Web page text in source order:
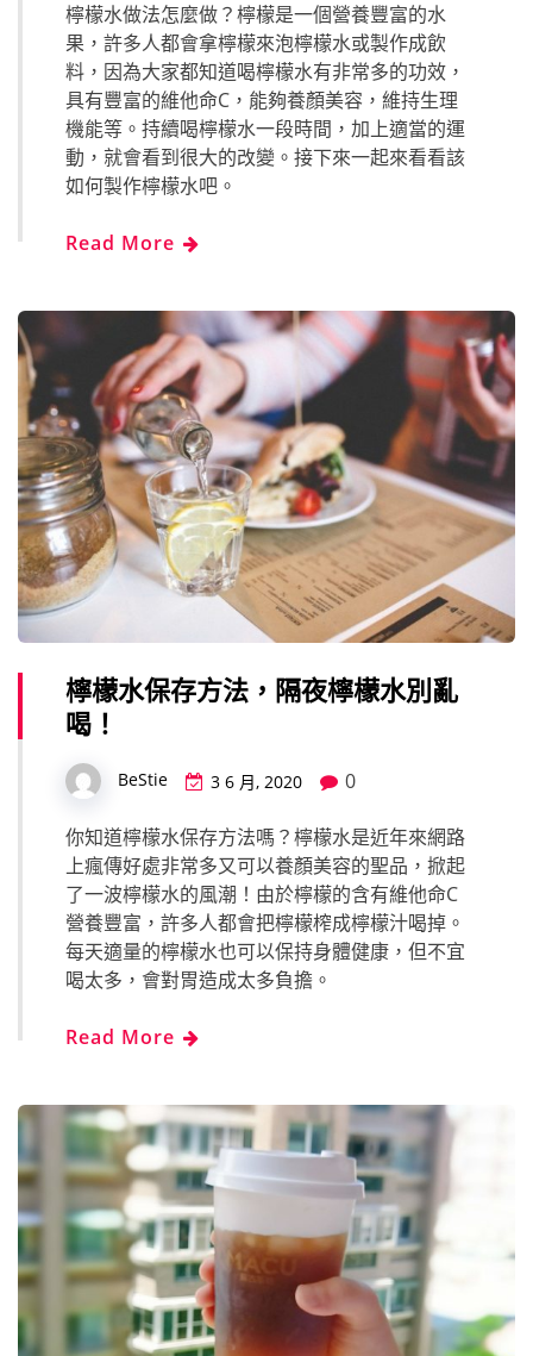
檸檬水做法怎麼做？檸檬是一個營養豐富的水
果，許多人都會拿檸檬來泡檸檬水或製作成飲
料，因為大家都知道喝檸檬水有非常多的功效，
具有豐富的維他命C，能夠養顏美容，維持生理
機能等。持續喝檸檬水一段時間，加上適當的運
動，就會看到很大的改變。接下來一起來看看該
如何製作檸檬水吧。
Read More
檸檬水保存方法，隔夜檸檬水別亂
喝！
BeStie 3 6 月, 2020 0
你知道檸檬水保存方法嗎？檸檬水是近年來網路
上瘋傳好處非常多又可以養顏美容的聖品，掀起
了一波檸檬水的風潮！由於檸檬的含有維他命C
營養豐富，許多人都會把檸檬榨成檸檬汁喝掉。
每天適量的檸檬水也可以保持身體健康，但不宜
喝太多，會對胃造成太多負擔。
Read More